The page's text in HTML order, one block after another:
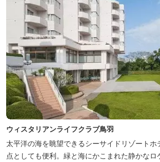
ウィスタリアンライフクラブ鳥羽
太平洋の海を眺望できるシーサイドリゾート
点としても便利。緑と海にかこまれた静かなロ